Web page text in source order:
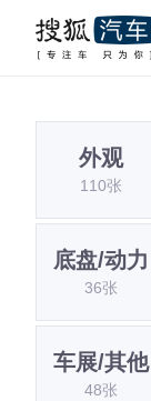
外观
110张
底盘/动力
36张
车展/其他
48张